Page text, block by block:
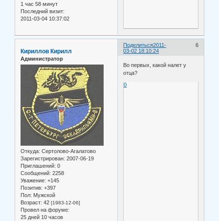
1 час 58 минут
Последний визит:
2011-03-04 10:37:02
Поделиться 6
2011-
03-02 18:10:24
Кириллов Кирилл
Администратор
Откуда: Сертолово-Агалатово
Зарегистрирован: 2007-06-19
Приглашений: 0
Сообщений: 2258
Уважение: +145
Позитив: +397
Пол: Мужской
Возраст: 42 [1983-12-06]
Провел на форуме:
25 дней 10 часов
Во первых, какой налет у
отца?
0